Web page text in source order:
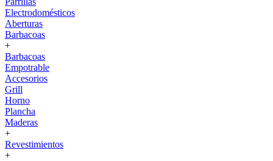
Electrodomésticos
Aberturas
Barbacoas
+
Barbacoas
Empotrable
Accesorios
Grill
Horno
Plancha
Maderas
+
Revestimientos
+